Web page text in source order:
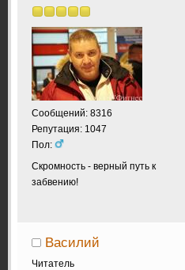
Сообщений: 8316
Репутация: 1047
Пол:
Скромность - верный путь к
забвению!
Василий
Читатель